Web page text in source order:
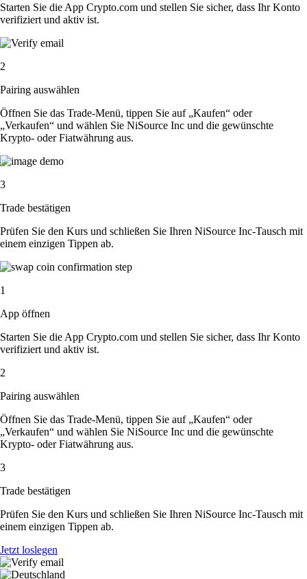
Starten Sie die App Crypto.com und stellen Sie sicher, dass Ihr Konto
verifiziert und aktiv ist.
2
Pairing auswählen
Öffnen Sie das Trade-Menü, tippen Sie auf „Kaufen“ oder
„Verkaufen“ und wählen Sie NiSource Inc und die gewünschte
Krypto- oder Fiatwährung aus.
3
Trade bestätigen
Prüfen Sie den Kurs und schließen Sie Ihren NiSource Inc-Tausch mit
einem einzigen Tippen ab.
1
App öffnen
Starten Sie die App Crypto.com und stellen Sie sicher, dass Ihr Konto
verifiziert und aktiv ist.
2
Pairing auswählen
Öffnen Sie das Trade-Menü, tippen Sie auf „Kaufen“ oder
„Verkaufen“ und wählen Sie NiSource Inc und die gewünschte
Krypto- oder Fiatwährung aus.
3
Trade bestätigen
Prüfen Sie den Kurs und schließen Sie Ihren NiSource Inc-Tausch mit
einem einzigen Tippen ab.
Jetzt loslegen